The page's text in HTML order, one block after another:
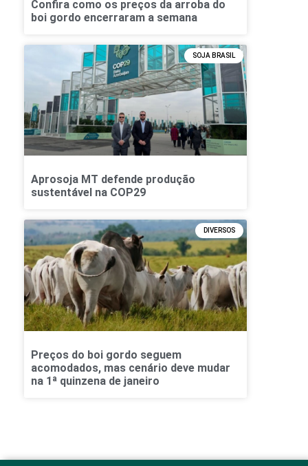
Confira como os preços da arroba do
boi gordo encerraram a semana
SOJA BRASIL
Aprosoja MT defende produção
sustentável na COP29
DIVERSOS
Preços do boi gordo seguem
acomodados, mas cenário deve mudar
na 1ª quinzena de janeiro